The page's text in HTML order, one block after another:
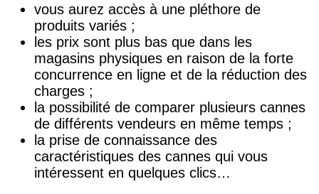
vous aurez accès à une pléthore de
produits variés ;
les prix sont plus bas que dans les
magasins physiques en raison de la forte
concurrence en ligne et de la réduction des
charges ;
la possibilité de comparer plusieurs cannes
de différents vendeurs en même temps ;
la prise de connaissance des
caractéristiques des cannes qui vous
intéressent en quelques clics…